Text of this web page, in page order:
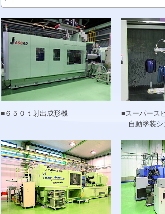
■６５０ｔ射出成形機
■スーパース
自動塗装シ